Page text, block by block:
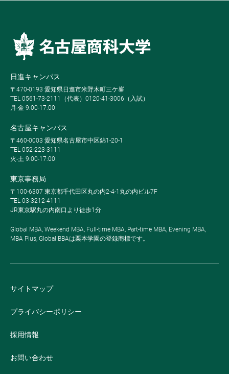
日進キャンパス
〒470-0193 愛知県日進市米野木町三ケ峯
TEL 0561-73-2111（代表）0120-41-3006（入試）
月-金 9:00-17:00
名古屋キャンパス
〒460-0003 愛知県名古屋市中区錦1-20-1
TEL 052-223-3111
火-土 9:00-17:00
東京事務局
〒100-6307 東京都千代田区丸の内2-4-1丸の内ビル7F
TEL 03-3212-4111
JR東京駅丸の内南口より徒歩1分
Global MBA, Weekend MBA, Full-time MBA, Part-time MBA, Evening MBA,
MBA Plus, Global BBAは栗本学園の登録商標です。
サイトマップ
プライバシーポリシー
採用情報
お問い合わせ